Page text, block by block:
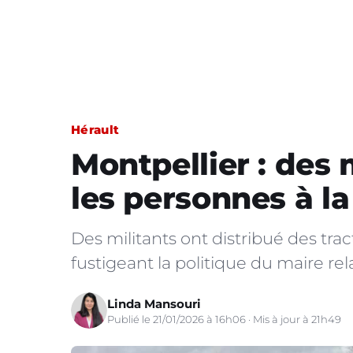
Hérault
Montpellier : des
les personnes à
Des militants ont distribué des
fustigeant la politique du maire
Linda Mansouri
Publié le 21/01/2026 à 16h06 · Mis à jour à 21h49